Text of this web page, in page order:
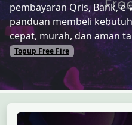
pembayaran Qris, Bank,
panduan membeli
cepat, murah, dan aman
Topup Free Fire